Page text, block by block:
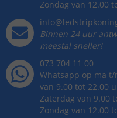
Zondag van 12.00
Binnen 24 uur
meestal sneller!
073 704 11 00
Whatsapp op ma t/
van 9.00 tot 22.00
Zaterdag van 9.00
Zondag van 12.00